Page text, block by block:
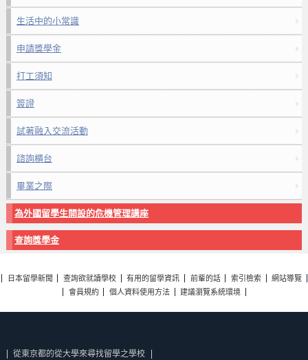
生活中的小常識
申請獎學金
打工須知
簽證
試著融入交流活動
諮詢櫃台
畢業之際
為外國留學生開設的危機管理講座
查詢獎學金
日本留學新聞 查詢欲就讀學校 有用的留學資訊 前輩的話 索引檢索
網站導覽
會員規約
個人資料使用方法 建議瀏覽系統環境
從東京都的從大學來尋找留學之學校